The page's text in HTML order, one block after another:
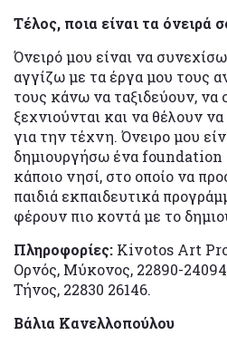
Τέλος, ποια είναι τα όνειρά
Όνειρό μου είναι να
αγγίζω με τα έργα μου τους
τους κάνω να ταξιδεύουν, να
ξεχνιούνται και να θέλουν
για την τέχνη. Όνειρο μου
δημιουργήσω ένα foundation
κάποιο νησί, στο οποίο να
παιδιά εκπαιδευτικά
φέρουν πιο κοντά με το
Πληροφορίες: Kivotos Art
Ορνός, Μύκονος, 22890-
Τήνος, 22830 26146.
Βάλια Κανελλοπούλου